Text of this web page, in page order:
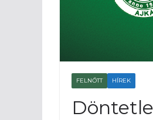
FELNŐTT HÍREK